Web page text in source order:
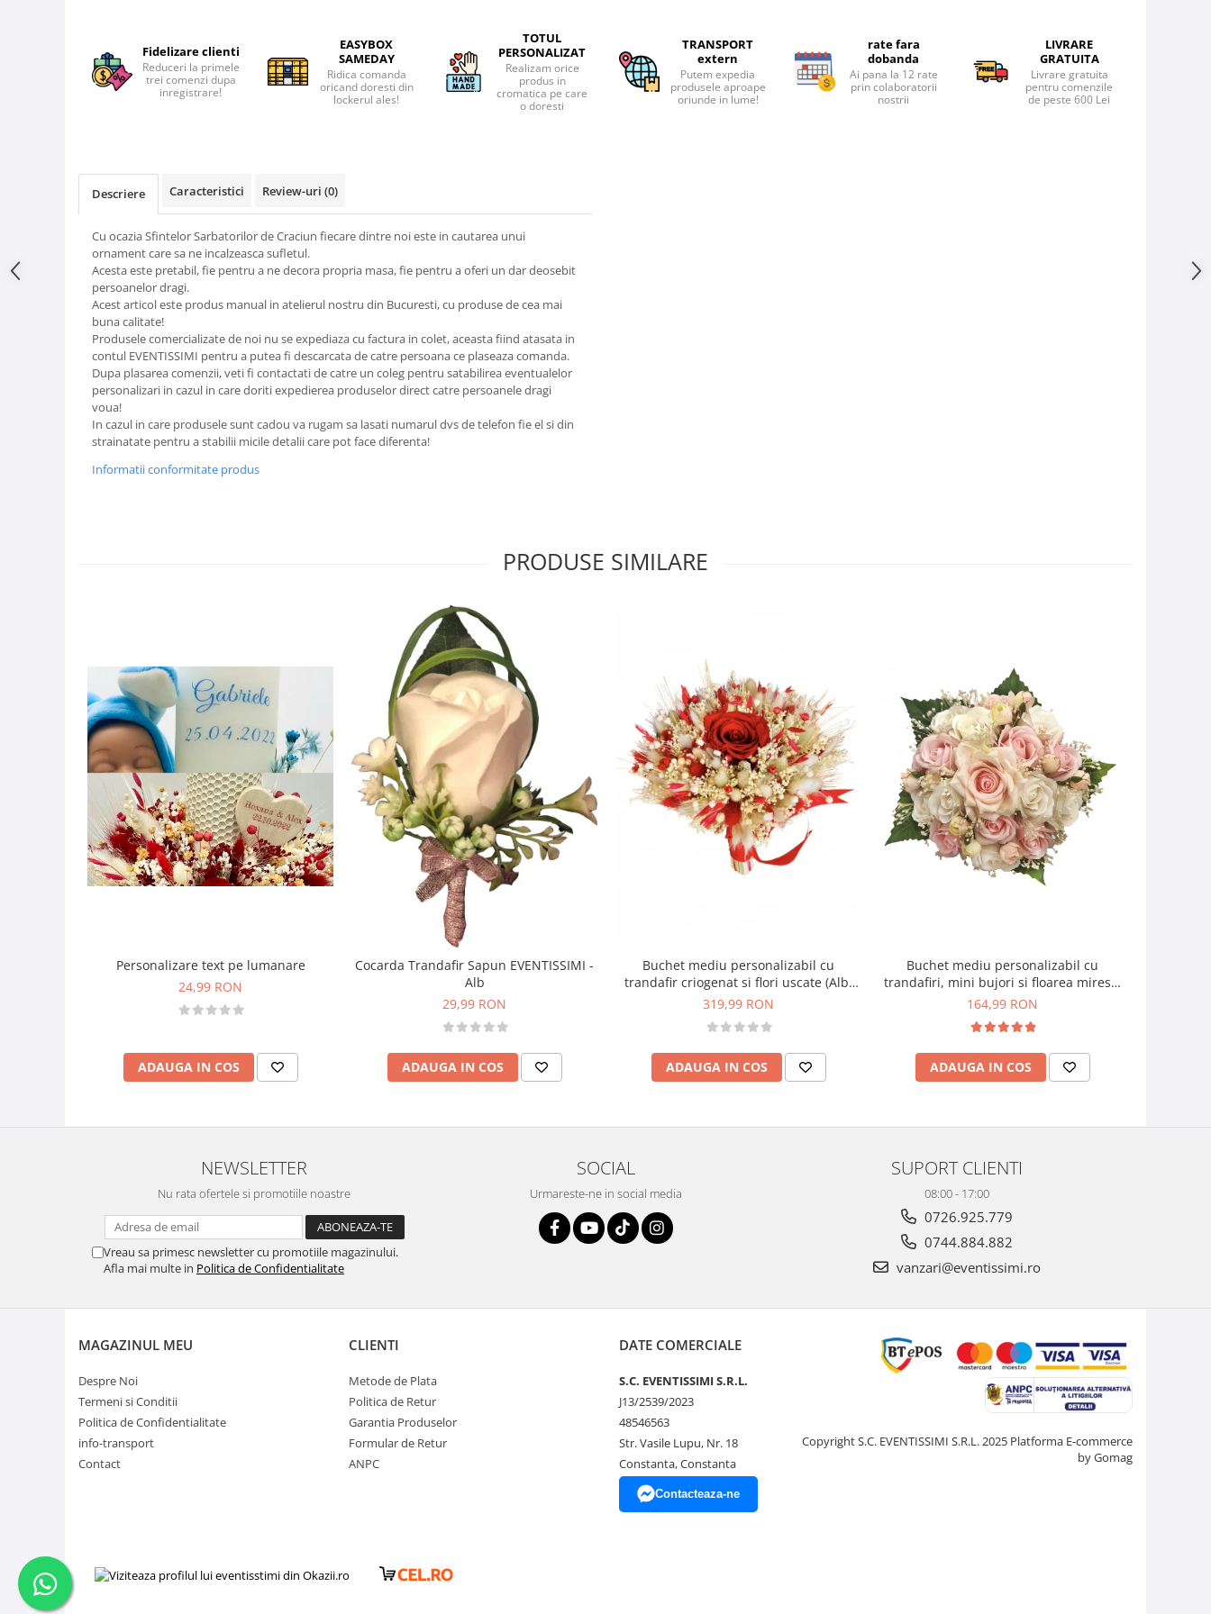
Fidelizare clienti
Reduceri la primele
trei comenzi dupa
inregistrare!
EASYBOX
SAMEDAY
Ridica comanda
oricand doresti din
lockerul ales!
TOTUL
PERSONALIZAT
Realizam orice
produs in
cromatica pe care
o doresti
TRANSPORT
extern
Putem expedia
produsele aproape
oriunde in lume!
rate fara
dobanda
Ai pana la 12 rate
prin colaboratorii
nostrii
LIVRARE
GRATUITA
Livrare gratuita
pentru comenzile
de peste 600 Lei
Descriere Caracteristici Review-uri (0)
Cu ocazia Sfintelor Sarbatorilor de Craciun fiecare dintre noi este in cautarea unui
ornament care sa ne incalzeasca sufletul.
Acesta este pretabil, fie pentru a ne decora propria masa, fie pentru a oferi un dar deosebit
persoanelor dragi.
Acest articol este produs manual in atelierul nostru din Bucuresti, cu produse de cea mai
buna calitate!
Produsele comercializate de noi nu se expediaza cu factura in colet, aceasta fiind atasata in
contul EVENTISSIMI pentru a putea fi descarcata de catre persoana ce plaseaza comanda.
Dupa plasarea comenzii, veti fi contactati de catre un coleg pentru satabilirea eventualelor
personalizari in cazul in care doriti expedierea produselor direct catre persoanele dragi
voua!
In cazul in care produsele sunt cadou va rugam sa lasati numarul dvs de telefon fie el si din
strainatate pentru a stabilii micile detalii care pot face diferenta!
Informatii conformitate produs
PRODUSE SIMILARE
Personalizare text pe lumanare
24,99 RON
ADAUGA IN COS
Cocarda Trandafir Sapun EVENTISSIMI -
Alb
29,99 RON
ADAUGA IN COS
Buchet mediu personalizabil cu
trandafir criogenat si flori uscate (Alb,
Rosu)
319,99 RON
ADAUGA IN COS
Buchet mediu personalizabil cu
trandafiri, mini bujori si floarea miresei
(Alb, Roz)
164,99 RON
ADAUGA IN COS
NEWSLETTER
Nu rata ofertele si promotiile noastre
Vreau sa primesc newsletter cu promotiile magazinului.
Afla mai multe in Politica de Confidentialitate
SOCIAL
Urmareste-ne in social media
SUPORT CLIENTI
08:00 - 17:00
0726.925.779
0744.884.882
vanzari@eventissimi.ro
MAGAZINUL MEU
Despre Noi
Termeni si Conditii
Politica de Confidentialitate
info-transport
Contact
CLIENTI
Metode de Plata
Politica de Retur
Garantia Produselor
Formular de Retur
ANPC
DATE COMERCIALE
S.C. EVENTISSIMI S.R.L.
J13/2539/2023
48546563
Str. Vasile Lupu, Nr. 18
Constanta, Constanta
Contacteaza-ne
Copyright S.C. EVENTISSIMI S.R.L. 2025 Platforma E-commerce
by Gomag